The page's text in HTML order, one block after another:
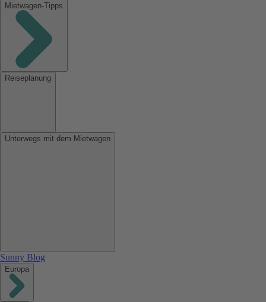
Mietwagen-Tipps
Reiseplanung
Unterwegs mit dem Mietwagen
Sunny Blog
Europa